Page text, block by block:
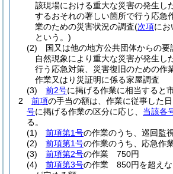
該現場における重大な災害の発生し
するおそれの著しい箇所で行う応急
業のための災害状況の調査(次項にお
という。)
(2)
国又は他の地方公共団体からの
自然現象により重大な災害が発生し
行う応急対策、災害復旧のための作
作業又はり災証明に係る家屋調査
(3)
前2号に掲げる作業に相当すると
2
前項の手当の額は、作業に従事した日
号に掲げる作業の区分に応じ、 当該各
る。
(1)
前項第1号の作業のうち、巡回監
(2)
前項第1号の作業のうち、応急作
(3)
前項第2号の作業 750円
(4)
前項第3号の作業 850円を超えな